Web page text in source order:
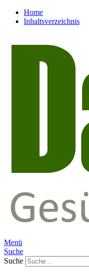
Home
Inhaltsverzeichnis
Menü
Suche
Suche